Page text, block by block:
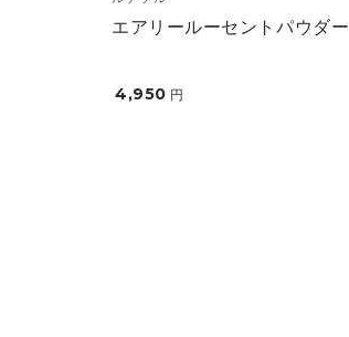
エアリールーセントパウダー
4,950 円